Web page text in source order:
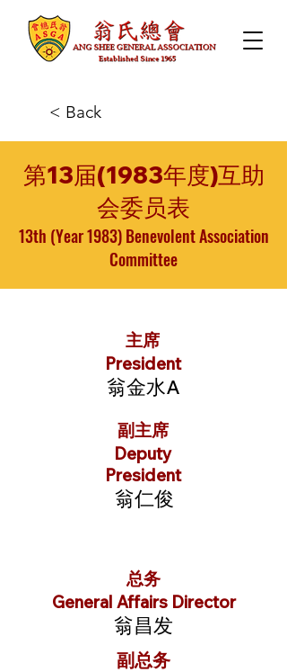
< Back
第13届(1983年度)互助
会委员表
13th (Year 1983) Benevolent Association
Committee
主席
President
翁金水A
副主席
Deputy
President
翁仁俊
总务
General Affairs Director
翁昌发
副总务